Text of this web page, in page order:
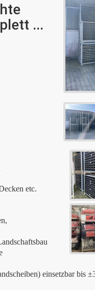
...
etc.
einsetzbar bis